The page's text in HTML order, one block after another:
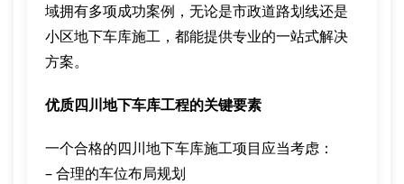
域拥有多项成功案例，无论是市政道路划线还是
小区地下车库施工，都能提供专业的一站式解决
方案。
优质四川地下车库工程的关键要素
一个合格的四川地下车库施工项目应当考虑：
– 合理的车位布局规划